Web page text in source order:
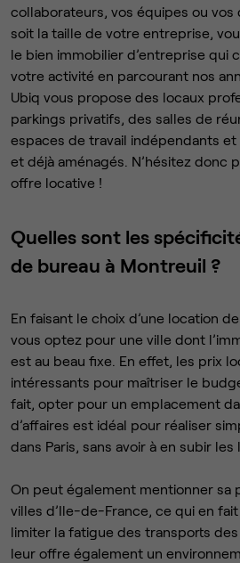
collaborateurs, vos équipes ou vos
soit la taille de votre entreprise,
le bien immobilier d’entreprise qui
votre activité en parcourant nos
Ubiq vous propose des locaux
parkings privatifs, des salles de
espaces de travail indépendants
et déjà aménagés. N’hésitez donc
offre locative !
Quelles sont les
de bureau à Montreuil ?
En faisant le choix d’une location
vous optez pour une ville dont
est au beau fixe. En effet, les prix
intéressants pour maîtriser le
fait, opter pour un emplacement
d’affaires est idéal pour réaliser
dans Paris, sans avoir à en subir les
On peut également mentionner sa
villes d’Ile-de-France, ce qui en
limiter la fatigue des transports
leur offre également un